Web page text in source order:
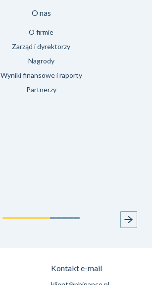
O nas
O firmie
Zarząd i dyrektorzy
Nagrody
Wyniki finansowe i raporty
Partnerzy
Kontakt e-mail